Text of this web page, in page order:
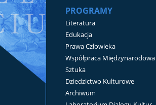
PROGRAMY
Literatura
Edukacja
Prawa Człowieka
Współpraca Międzynarodowa
Sztuka
Dziedzictwo Kulturowe
Archiwum